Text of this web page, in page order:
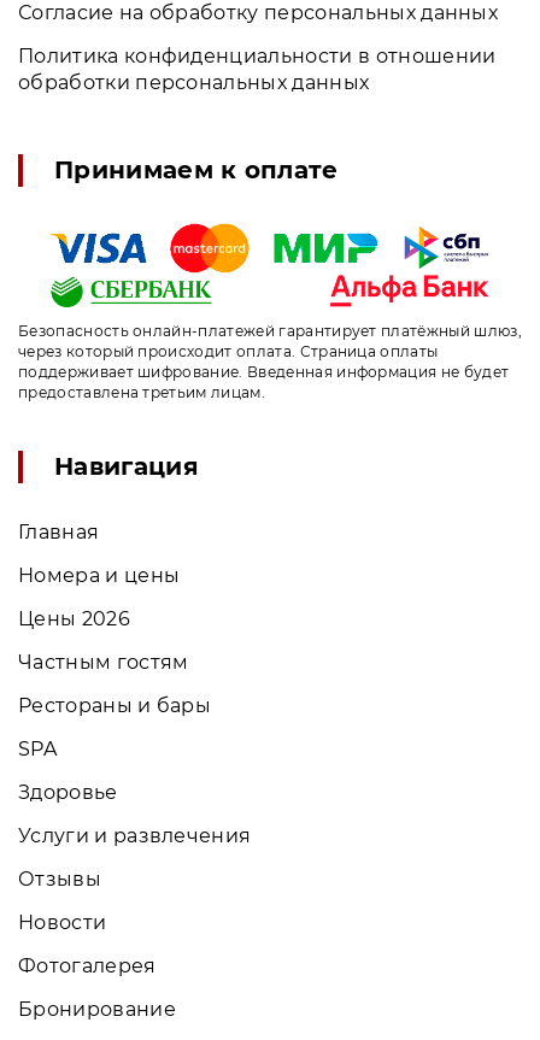
Согласие на обработку персональных данных
Политика конфиденциальности в отношении
обработки персональных данных
Принимаем к оплате
Безопасность онлайн-платежей гарантирует платёжный шлюз,
через который происходит оплата. Страница оплаты
поддерживает шифрование. Введенная информация не будет
предоставлена третьим лицам.
Навигация
Главная
Номера и цены
Цены 2026
Частным гостям
Рестораны и бары
SPA
Здоровье
Услуги и развлечения
Отзывы
Новости
Фотогалерея
Бронирование